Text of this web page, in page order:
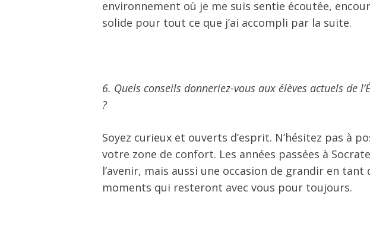
environnement où je me suis sentie écoutée,
solide pour tout ce que j’ai accompli par la suite.
6. Quels conseils donneriez-vous aux élèves actuels de
?
Soyez curieux et ouverts d’esprit. N’hésitez pas à
votre zone de confort. Les années passées à
l’avenir, mais aussi une occasion de grandir en
moments qui resteront avec vous pour toujours.